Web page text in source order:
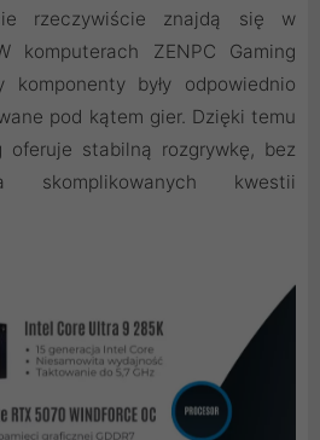
rzeczywiście znajdą się w
komputerach ZENPC Gaming
były odpowiednio
pod kątem gier. Dzięki temu
oferuje stabilną rozgrywkę, bez
skomplikowanych kwestii